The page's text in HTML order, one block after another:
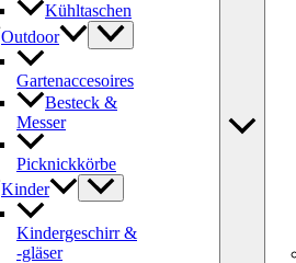
Kühltaschen
Outdoor
Gartenaccesoires
Besteck &
Messer
Picknickkörbe
Kinder
Kindergeschirr &
-gläser